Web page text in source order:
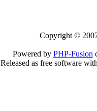
Copyright ©
Powered by PHP-Fusion
Released as free software